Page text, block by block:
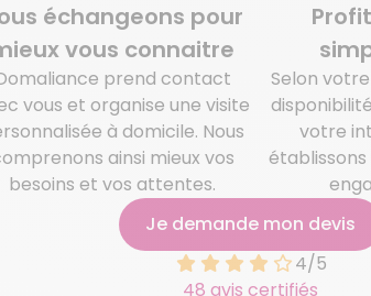
échangeons pour
vous connaitre
prend contact
vous et organise une visite
à domicile. Nous
ainsi mieux vos
besoins et vos attentes.
Selon
votre
Je demande mon devis
4/5
48 avis certifiés